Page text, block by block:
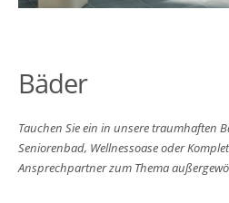
Bäder
Tauchen Sie ein in unsere traumhaften
Seniorenbad, Wellnessoase oder
Ansprechpartner zum Thema